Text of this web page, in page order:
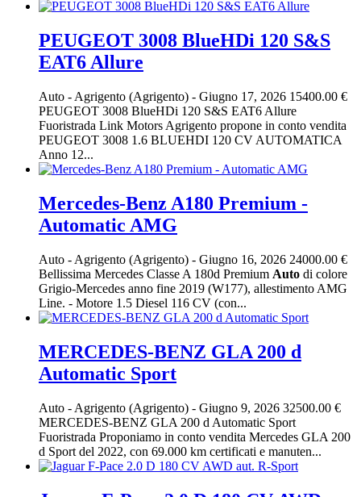
PEUGEOT 3008 BlueHDi 120 S&S
EAT6 Allure
Auto - Agrigento (Agrigento) - Giugno 17, 2026 15400.00 €
PEUGEOT 3008 BlueHDi 120 S&S EAT6 Allure
Fuoristrada Link Motors Agrigento propone in conto vendita
PEUGEOT 3008 1.6 BLUEHDI 120 CV AUTOMATICA
Anno 12...
Mercedes-Benz A180 Premium -
Automatic AMG
Auto - Agrigento (Agrigento) - Giugno 16, 2026 24000.00 €
Bellissima Mercedes Classe A 180d Premium Auto di colore
Grigio-Mercedes anno fine 2019 (W177), allestimento AMG
Line. - Motore 1.5 Diesel 116 CV (con...
MERCEDES-BENZ GLA 200 d
Automatic Sport
Auto - Agrigento (Agrigento) - Giugno 9, 2026 32500.00 €
MERCEDES-BENZ GLA 200 d Automatic Sport
Fuoristrada Proponiamo in conto vendita Mercedes GLA 200
d Sport del 2022, con 69.000 km certificati e manuten...